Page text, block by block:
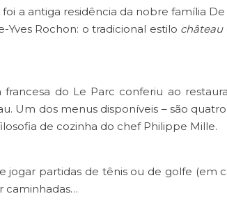
a antiga residência da nobre família De
Yves Rochon: o tradicional estilo château
do Le Parc conferiu ao
Um dos menus disponíveis – são
de cozinha do chef Philippe Mille.
jogar partidas de tênis ou de golfe (em
caminhadas…